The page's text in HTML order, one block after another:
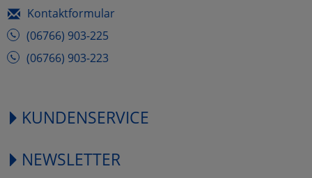
Kontaktformular
(06766) 903-225
(06766) 903-223
KUNDENSERVICE
NEWSLETTER